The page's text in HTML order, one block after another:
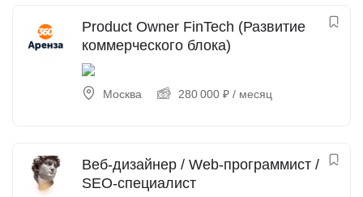
Product Owner FinTech (Развитие
коммерческого блока)
Москва 280 000 ₽ / месяц
Веб-дизайнер / Web-программист /
SEO-специалист